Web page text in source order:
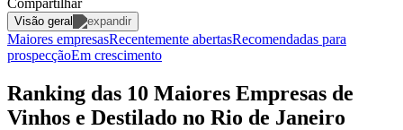
Visão geral
Maiores empresasRecentemente abertasRecomendadas para
prospecçãoEm crescimento
Ranking das 10 Maiores Empresas de
Vinhos e Destilado no Rio de Janeiro